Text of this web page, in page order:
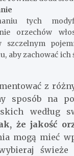
tych
orzechów
szczelnym
aby zachować
z
sposób na
według
że jakość
mogą mieć